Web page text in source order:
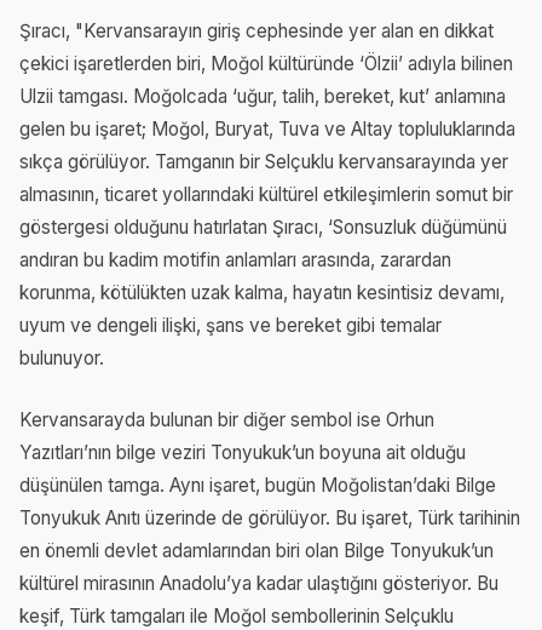
Şıracı, "Kervansarayın giriş cephesinde yer alan en dikkat
çekici işaretlerden biri, Moğol kültüründe ‘Ölzii’ adıyla bilinen
Ulzii tamgası. Moğolcada ‘uğur, talih, bereket, kut’ anlamına
gelen bu işaret; Moğol, Buryat, Tuva ve Altay topluluklarında
sıkça görülüyor. Tamganın bir Selçuklu kervansarayında yer
almasının, ticaret yollarındaki kültürel etkileşimlerin somut bir
göstergesi olduğunu hatırlatan Şıracı, ‘Sonsuzluk düğümünü
andıran bu kadim motifin anlamları arasında, zarardan
korunma, kötülükten uzak kalma, hayatın kesintisiz devamı,
uyum ve dengeli ilişki, şans ve bereket gibi temalar
bulunuyor.
Kervansarayda bulunan bir diğer sembol ise Orhun
Yazıtları’nın bilge veziri Tonyukuk’un boyuna ait olduğu
düşünülen tamga. Aynı işaret, bugün Moğolistan’daki Bilge
Tonyukuk Anıtı üzerinde de görülüyor. Bu işaret, Türk tarihinin
en önemli devlet adamlarından biri olan Bilge Tonyukuk’un
kültürel mirasının Anadolu’ya kadar ulaştığını gösteriyor. Bu
keşif, Türk tamgaları ile Moğol sembollerinin Selçuklu